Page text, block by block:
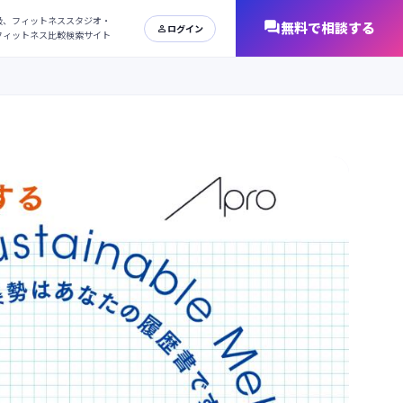
日本最大級、フィットネススタジオ・
オンラインフィットネス比較検索サイト